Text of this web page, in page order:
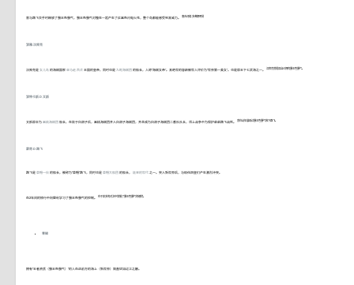
曾与路飞交手时释放了霸王色霸气，霸王色霸气对撞在一起产生了红黑色闪电火花，整个岛都能感受到其威力。 唐吉诃德·多弗朗明哥
波雅·汉库克
汉库克是 女儿岛 的海贼国家 亚马逊·百合 王国的皇帝，同时也是 九蛇海贼团 的船长，人称“海贼女帝”。其绝世的容颜被世人评价为“世界第一美女”。也是原王下七武海之一。 汉库克曾提及自己拥有霸王色霸气。
波特卡斯·D·艾斯
艾斯原本为 黑桃海贼团 船长，在败于白胡子后，黑桃海贼团并入白胡子海贼团，并且成为白胡子海贼团二番队队长，顶上战争中为保护弟弟路飞战死。 曾在幼年展现过霸王色霸气救下路飞。
蒙奇·D·路飞
路飞是 草帽一伙 的船长，被称为“草帽”路飞，同时也是 草帽大船团 的船长， 极恶的世代 之一。突入新世界后，与现任四皇们产生激烈冲突。
在2年间的修行中向雷利学习了霸王色霸气的控制。 在于凯多的对决中掌握了霸王色霸气的缠绕。
青椒
拥有“王者资质（霸王色霸气）”的人在这前方的海上（新世界）简直犹如过江之鲫。